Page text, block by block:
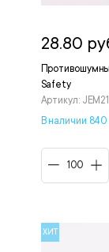
Safety
Артикул: JEM21
28.80
В наличии 840
ХИТ